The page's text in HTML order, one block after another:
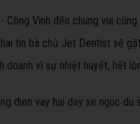
Công Vinh đến chung vui cùng
tin bà chủ Jet Dentist sẽ
doanh vì sự nhiệt huyết, hết